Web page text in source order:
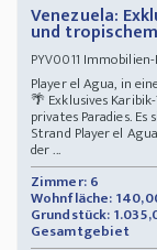
Venezuela:
und
PYV0011
Player el Agua, in
🌴 Exklusives
privates Paradies.
Strand Player el
der ...
Zimmer: 6
Wohnfläche:
Grundstück:
Gesamtgebiet